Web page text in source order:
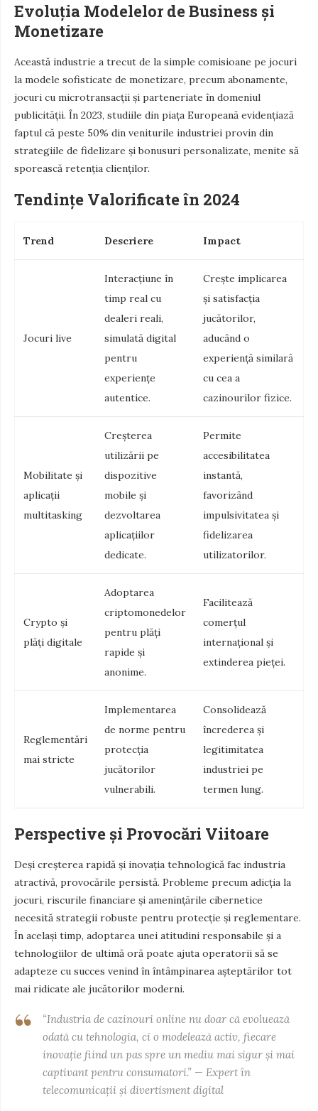
Evoluția Modelelor de Business și
Monetizare
Această industrie a trecut de la simple comisioane pe jocuri
la modele sofisticate de monetizare, precum abonamente,
jocuri cu microtransacții și parteneriate în domeniul
publicității. În 2023, studiile din piața Europeană evidențiază
faptul că peste 50% din veniturile industriei provin din
strategiile de fidelizare și bonusuri personalizate, menite să
sporească retenția clienților.
Tendințe Valorificate în 2024
Trend Descriere Impact
Jocuri live
Interacțiune în
timp real cu
dealeri reali,
simulată digital
pentru
experiențe
autentice.
Crește implicarea
și satisfacția
jucătorilor,
aducând o
experiență similară
cu cea a
cazinourilor fizice.
Mobilitate și
aplicații
multitasking
Creșterea
utilizării pe
dispozitive
mobile și
dezvoltarea
aplicațiilor
dedicate.
Permite
accesibilitatea
instantă,
favorizând
impulsivitatea și
fidelizarea
utilizatorilor.
Crypto și
plăți digitale
Adoptarea
criptomonedelor
pentru plăți
rapide și
anonime.
Facilitează
comerțul
internațional și
extinderea pieței.
Reglementări
mai stricte
Implementarea
de norme pentru
protecția
jucătorilor
vulnerabili.
Consolidează
încrederea și
legitimitatea
industriei pe
termen lung.
Perspective și Provocări Viitoare
Deși creșterea rapidă și inovația tehnologică fac industria
atractivă, provocările persistă. Probleme precum adicția la
jocuri, riscurile financiare și amenințările cibernetice
necesită strategii robuste pentru protecție și reglementare.
În același timp, adoptarea unei atitudini responsabile și a
tehnologiilor de ultimă oră poate ajuta operatorii să se
adapteze cu succes venind în întâmpinarea așteptărilor tot
mai ridicate ale jucătorilor moderni.
“Industria de cazinouri online nu doar că evoluează
odată cu tehnologia, ci o modelează activ, fiecare
inovație fiind un pas spre un mediu mai sigur și mai
captivant pentru consumatori.” — Expert în
telecomunicații și divertisment digital